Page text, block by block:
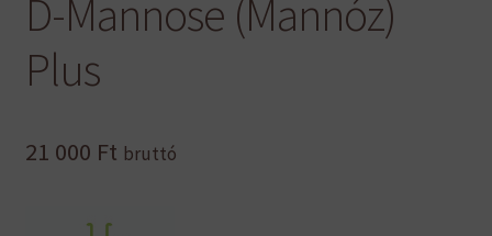
D-Mannose (Mannóz)
Plus
21 000 Ft bruttó